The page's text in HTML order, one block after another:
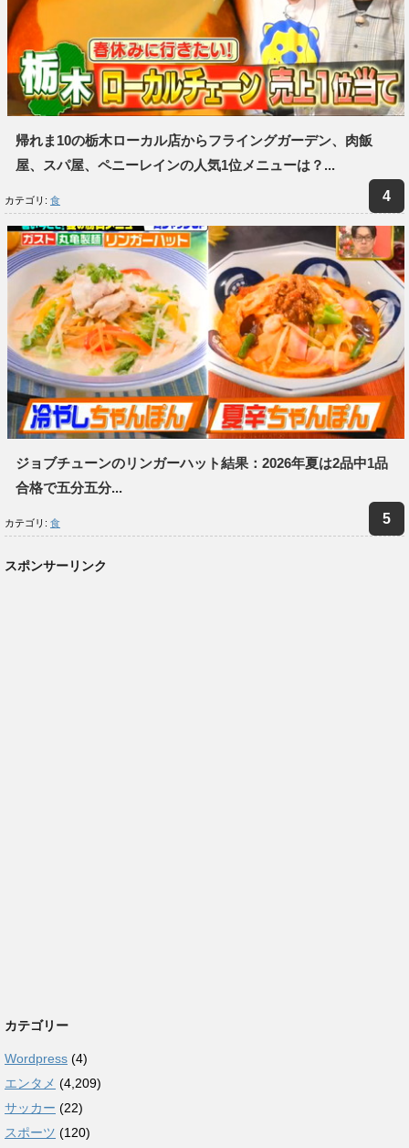
帰れま10の栃木ローカル店からフライングガーデン、肉飯
屋、スパ屋、ペニーレインの人気1位メニューは？...
カテゴリ: 食
ジョブチューンのリンガーハット結果：2026年夏は2品中1品
合格で五分五分...
カテゴリ: 食
スポンサーリンク
カテゴリー
Wordpress (4)
エンタメ (4,209)
サッカー (22)
スポーツ (120)